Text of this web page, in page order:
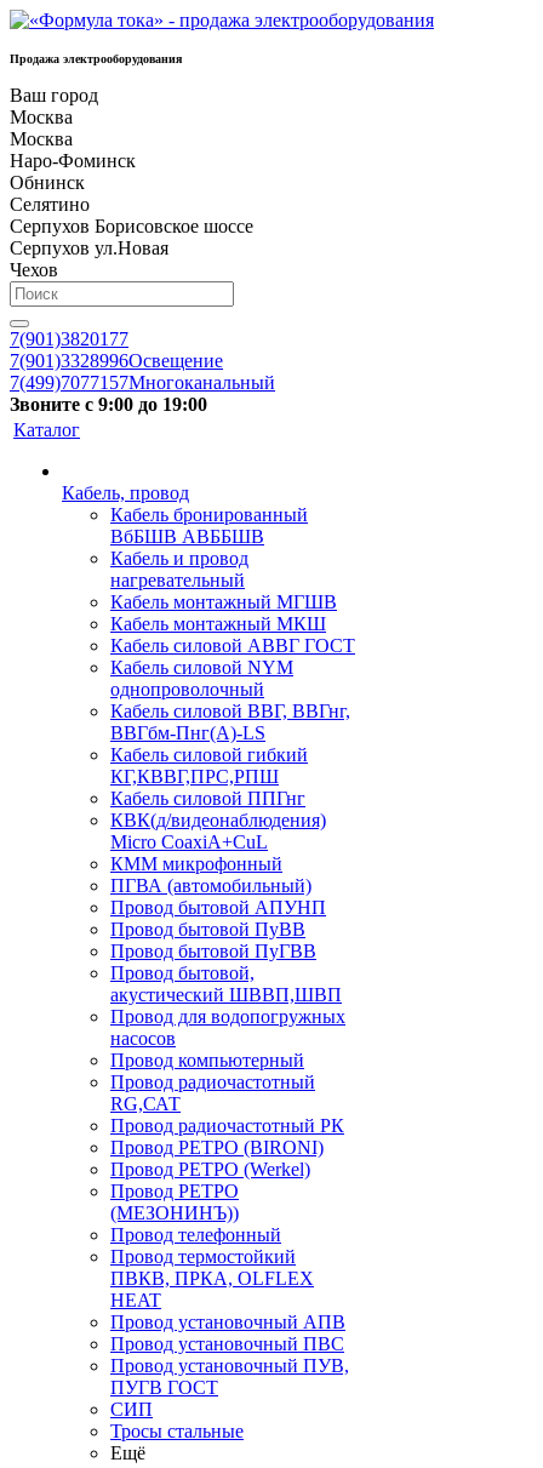
Продажа электрооборудования
Ваш город
Москва
Москва
Наро-Фоминск
Обнинск
Селятино
Серпухов Борисовское шоссе
Серпухов ул.Новая
Чехов
7(901)3820177
7(901)3328996Освещение
7(499)7077157Многоканальный
Звоните с 9:00 до 19:00
Каталог
Кабель, провод
Кабель бронированный
ВбБШВ АВББШВ
Кабель и провод
нагревательный
Кабель монтажный МГШВ
Кабель монтажный МКШ
Кабель силовой АВВГ ГОСТ
Кабель силовой NYM
однопроволочный
Кабель силовой ВВГ, ВВГнг,
ВВГбм-Пнг(А)-LS
Кабель силовой гибкий
КГ,КВВГ,ПРС,РПШ
Кабель силовой ППГнг
КВК(д/видеонаблюдения)
Micro CoaxiA+CuL
КММ микрофонный
ПГВА (автомобильный)
Провод бытовой АПУНП
Провод бытовой ПуВВ
Провод бытовой ПуГВВ
Провод бытовой,
акустический ШВВП,ШВП
Провод для водопогружных
насосов
Провод компьютерный
Провод радиочастотный
RG,САТ
Провод радиочастотный РК
Провод РЕТРО (BIRONI)
Провод РЕТРО (Werkel)
Провод РЕТРО
(МЕЗОНИНЪ))
Провод телефонный
Провод термостойкий
ПВКВ, ПРКА, OLFLEX
HEAT
Провод установочный АПВ
Провод установочный ПВС
Провод установочный ПУВ,
ПУГВ ГОСТ
СИП
Тросы стальные
Ещё